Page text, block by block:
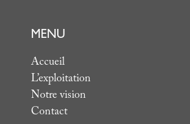
MENU
Accueil
L’exploitation
Notre vision
Contact